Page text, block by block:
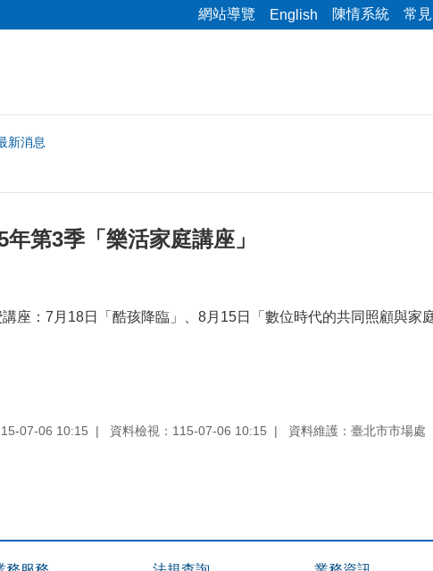
網站導覽 English 陳情系統 常
新消息
第3季「樂活家庭講座」
座：7月18日「酷孩降臨」、8月15日「數位時代的共同照顧與家
07-06 10:15 資料檢視：115-07-06 10:15 資料維護：臺北市市場處